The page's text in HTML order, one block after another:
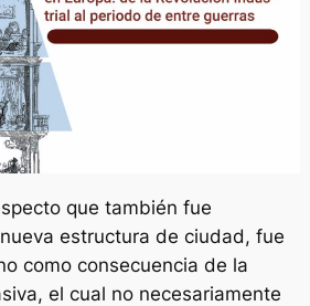
que también fue
estructura de ciudad, fue
como consecuencia de la
el cual no necesariamente